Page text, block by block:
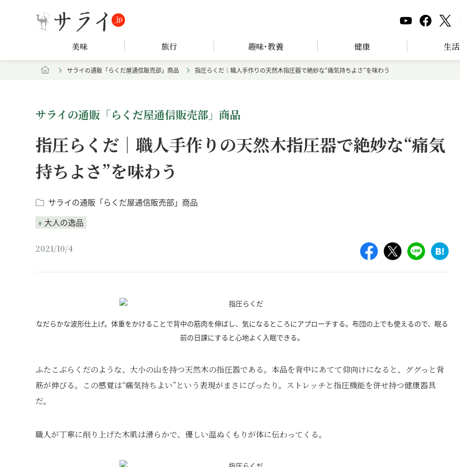
美味 旅行 趣味･教養 健康 生活
サライの通販「らくだ屋通信販売部」商品 指圧らくだ｜職人手作りの天然木指圧器で絶妙な“痛気持ちよさ”を味わう
サライの通販「らくだ屋通信販売部」商品
指圧らくだ｜職人手作りの天然木指圧器で絶妙な“痛気
持ちよさ”を味わう
サライの通販「らくだ屋通信販売部」商品
大人の逸品
2021/10/4
なだらかな波形仕上げ。体重をかけることで背中の筋肉を伸ばし、気になるところにアプローチする。布団の上でも使えるので、眠る
前の日課にすると心地よく入眠できる。
ふたこぶらくだのような、大小の山を持つ天然木の指圧器である。本品を背中にあてて仰向けになると、ググっと背
筋が伸びる。この感覚は“痛気持ちよい”という表現がまさにぴったり。ストレッチと指圧機能を併せ持つ健康器具
だ。
職人が丁寧に削り上げた木肌は滑らかで、優しい温ぬくもりが体に伝わってくる。